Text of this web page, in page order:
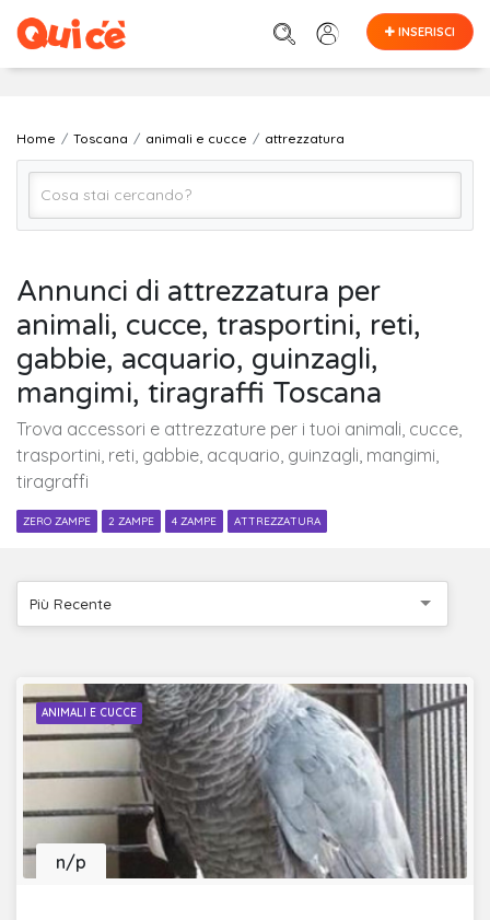
INSERISCI
Home Toscana animali e cucce attrezzatura
TOSCANA (regione)
Cerca
Annunci di attrezzatura per
animali, cucce, trasportini, reti,
gabbie, acquario, guinzagli,
mangimi, tiragraffi Toscana
Trova accessori e attrezzature per i tuoi animali, cucce,
trasportini, reti, gabbie, acquario, guinzagli, mangimi,
tiragraffi
ZERO ZAMPE 2 ZAMPE 4 ZAMPE ATTREZZATURA
Più Recente
ANIMALI E CUCCE
n/p